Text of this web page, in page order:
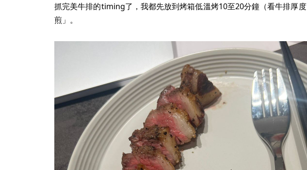
抓完美牛排的timing了，我都先放到烤箱低溫烤10至20分鐘（看牛排厚
煎」。